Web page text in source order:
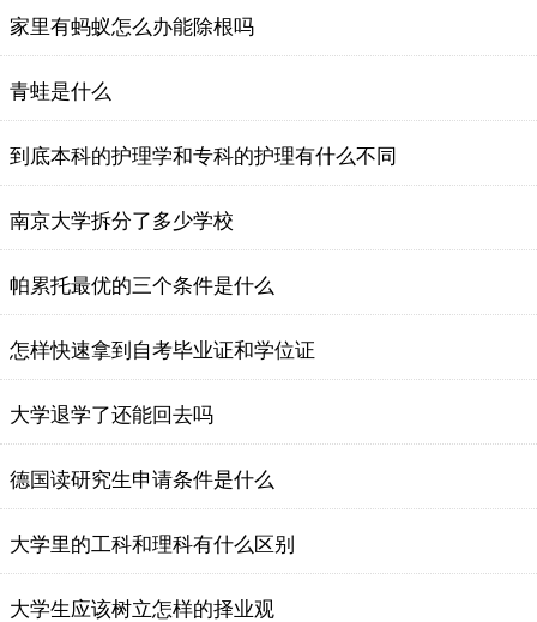
家里有蚂蚁怎么办能除根吗
青蛙是什么
到底本科的护理学和专科的护理有什么不同
南京大学拆分了多少学校
帕累托最优的三个条件是什么
怎样快速拿到自考毕业证和学位证
大学退学了还能回去吗
德国读研究生申请条件是什么
大学里的工科和理科有什么区别
大学生应该树立怎样的择业观